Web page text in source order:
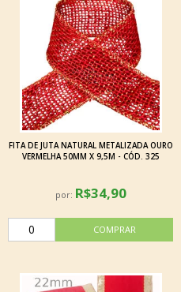
FITA DE JUTA NATURAL METALIZADA OURO
VERMELHA 50MM X 9,5M - CÓD. 325
por: R$34,90